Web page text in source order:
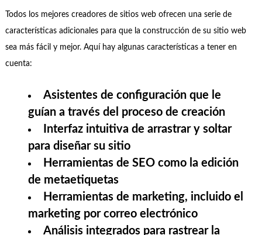
Todos los mejores creadores de sitios web ofrecen una serie de
características adicionales para que la construcción de su sitio web
sea más fácil y mejor. Aquí hay algunas características a tener en
cuenta:
Asistentes de configuración que le
guían a través del proceso de creación
Interfaz intuitiva de arrastrar y soltar
para diseñar su sitio
Herramientas de SEO como la edición
de metaetiquetas
Herramientas de marketing, incluido el
marketing por correo electrónico
Análisis integrados para rastrear la